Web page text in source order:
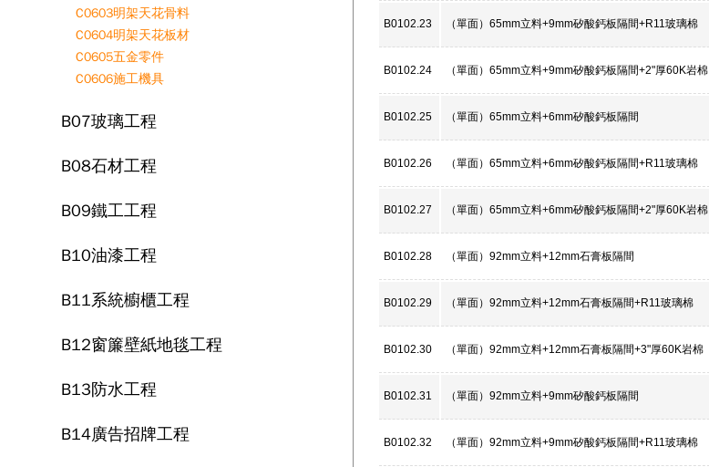
C0603明架天花骨料
C0604明架天花板材
C0605五金零件
C0606施工機具
B07玻璃工程
B08石材工程
B09鐵工工程
B10油漆工程
B11系統櫥櫃工程
B12窗簾壁紙地毯工程
B13防水工程
B14廣告招牌工程
B0102.23 （單面）65mm立料+9mm矽酸鈣板隔間+R11玻璃棉
B0102.24 （單面）65mm立料+9mm矽酸鈣板隔間+2"厚60K岩棉
B0102.25 （單面）65mm立料+6mm矽酸鈣板隔間
B0102.26 （單面）65mm立料+6mm矽酸鈣板隔間+R11玻璃棉
B0102.27 （單面）65mm立料+6mm矽酸鈣板隔間+2"厚60K岩棉
B0102.28 （單面）92mm立料+12mm石膏板隔間
B0102.29 （單面）92mm立料+12mm石膏板隔間+R11玻璃棉
B0102.30 （單面）92mm立料+12mm石膏板隔間+3"厚60K岩棉
B0102.31 （單面）92mm立料+9mm矽酸鈣板隔間
B0102.32 （單面）92mm立料+9mm矽酸鈣板隔間+R11玻璃棉